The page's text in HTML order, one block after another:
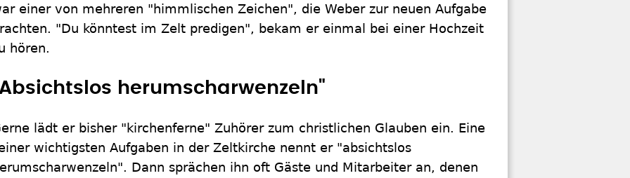
einer von mehreren "himmlischen Zeichen", die Weber zur neuen Aufgabe
"Du könntest im Zelt predigen", bekam er einmal bei einer Hochzeit
hören.
herumscharwenzeln"
lädt er bisher "kirchenferne" Zuhörer zum christlichen Glauben ein. Eine
wichtigsten Aufgaben in der Zeltkirche nennt er "absichtslos
Dann sprächen ihn oft Gäste und Mitarbeiter an, denen